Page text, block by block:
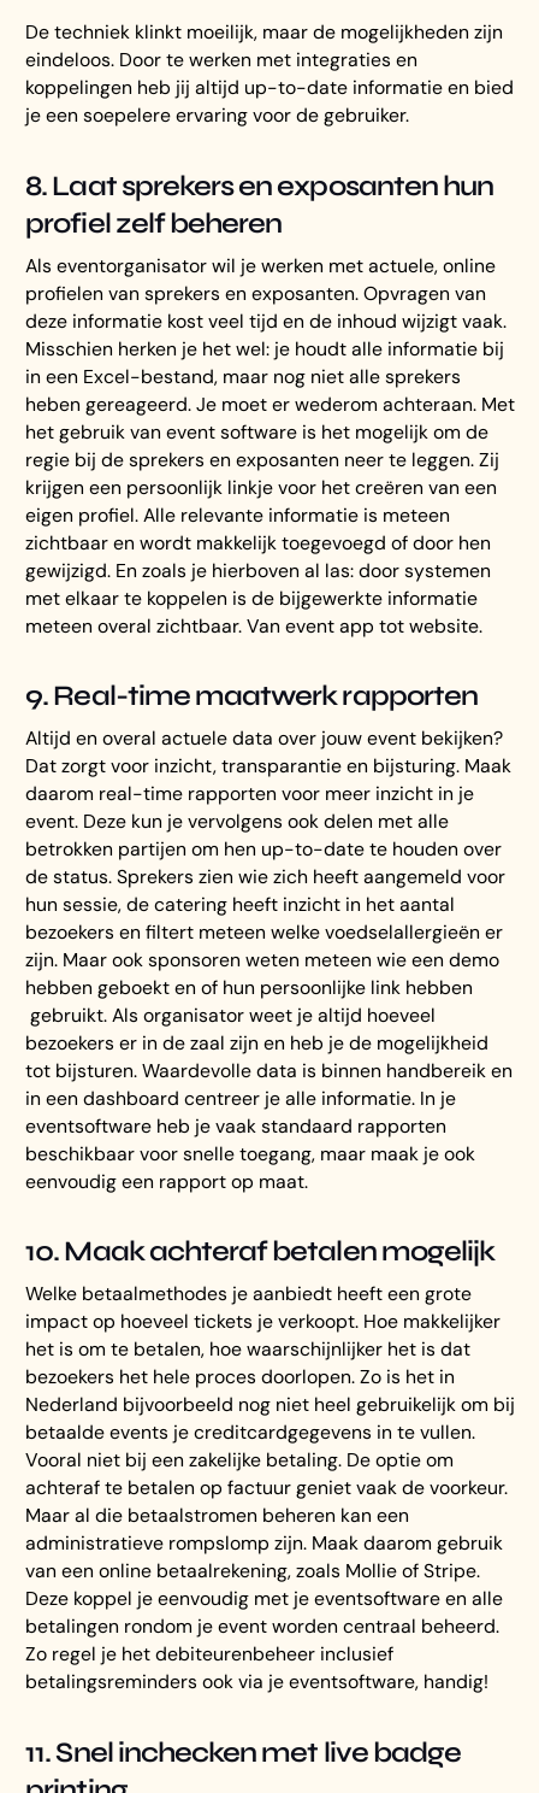
De techniek klinkt moeilijk, maar de mogelijkheden zijn
eindeloos. Door te werken met integraties en
koppelingen heb jij altijd up-to-date informatie en bied
je een soepelere ervaring voor de gebruiker.
8. Laat sprekers en exposanten hun
profiel zelf beheren
Als eventorganisator wil je werken met actuele, online
profielen van sprekers en exposanten. Opvragen van
deze informatie kost veel tijd en de inhoud wijzigt vaak.
Misschien herken je het wel: je houdt alle informatie bij
in een Excel-bestand, maar nog niet alle sprekers
heben gereageerd. Je moet er wederom achteraan. Met
het gebruik van event software is het mogelijk om de
regie bij de sprekers en exposanten neer te leggen. Zij
krijgen een persoonlijk linkje voor het creëren van een
eigen profiel. Alle relevante informatie is meteen
zichtbaar en wordt makkelijk toegevoegd of door hen
gewijzigd. En zoals je hierboven al las: door systemen
met elkaar te koppelen is de bijgewerkte informatie
meteen overal zichtbaar. Van event app tot website.
9. Real-time maatwerk rapporten
Altijd en overal actuele data over jouw event bekijken?
Dat zorgt voor inzicht, transparantie en bijsturing. Maak
daarom real-time rapporten voor meer inzicht in je
event. Deze kun je vervolgens ook delen met alle
betrokken partijen om hen up-to-date te houden over
de status. Sprekers zien wie zich heeft aangemeld voor
hun sessie, de catering heeft inzicht in het aantal
bezoekers en filtert meteen welke voedselallergieën er
zijn. Maar ook sponsoren weten meteen wie een demo
hebben geboekt en of hun persoonlijke link hebben
gebruikt. Als organisator weet je altijd hoeveel
bezoekers er in de zaal zijn en heb je de mogelijkheid
tot bijsturen. Waardevolle data is binnen handbereik en
in een dashboard centreer je alle informatie. In je
eventsoftware heb je vaak standaard rapporten
beschikbaar voor snelle toegang, maar maak je ook
eenvoudig een rapport op maat.
10. Maak achteraf betalen mogelijk
Welke betaalmethodes je aanbiedt heeft een grote
impact op hoeveel tickets je verkoopt. Hoe makkelijker
het is om te betalen, hoe waarschijnlijker het is dat
bezoekers het hele proces doorlopen. Zo is het in
Nederland bijvoorbeeld nog niet heel gebruikelijk om bij
betaalde events je creditcardgegevens in te vullen.
Vooral niet bij een zakelijke betaling. De optie om
achteraf te betalen op factuur geniet vaak de voorkeur.
Maar al die betaalstromen beheren kan een
administratieve rompslomp zijn. Maak daarom gebruik
van een online betaalrekening, zoals Mollie of Stripe.
Deze koppel je eenvoudig met je eventsoftware en alle
betalingen rondom je event worden centraal beheerd.
Zo regel je het debiteurenbeheer inclusief
betalingsreminders ook via je eventsoftware, handig!
11. Snel inchecken met live badge